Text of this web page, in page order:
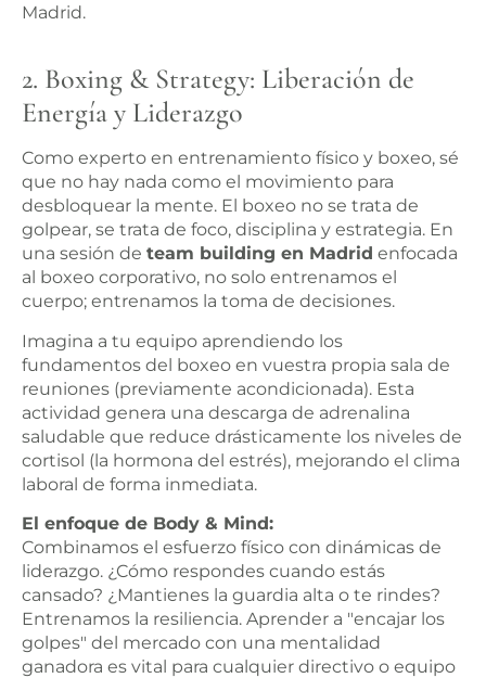
2. Boxing & Strategy: Liberación de
Energía y Liderazgo
Como experto en entrenamiento físico y boxeo, sé
que no hay nada como el movimiento para
desbloquear la mente. El boxeo no se trata de
golpear, se trata de foco, disciplina y estrategia. En
una sesión de team building en Madrid enfocada
al boxeo corporativo, no solo entrenamos el
cuerpo; entrenamos la toma de decisiones.
Imagina a tu equipo aprendiendo los
fundamentos del boxeo en vuestra propia sala de
reuniones (previamente acondicionada). Esta
actividad genera una descarga de adrenalina
saludable que reduce drásticamente los niveles de
cortisol (la hormona del estrés), mejorando el clima
laboral de forma inmediata.
El enfoque de Body & Mind:
Combinamos el esfuerzo físico con dinámicas de
liderazgo. ¿Cómo respondes cuando estás
cansado? ¿Mantienes la guardia alta o te rindes?
Entrenamos la resiliencia. Aprender a "encajar los
golpes" del mercado con una mentalidad
ganadora es vital para cualquier directivo o equipo